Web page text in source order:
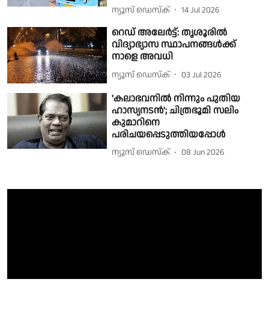
ന്യൂസ് ഡെസ്ക് 14 Jul 2026
റെഡ് അലേർട്ട്: തൃശൂരിൽ
വിദ്യാഭ്യാസ സ്ഥാപനങ്ങൾക്ക്
നാളെ അവധി
ന്യൂസ് ഡെസ്ക് 03 Jul 2026
'കലാഭവനിൽ നിന്നും പുതിയ
ഹാസ്യനടൻ'; ചിത്രഭൂമി സലിം
കുമാറിനെ
പരിചയപ്പെടുത്തിയപ്പോൾ
ന്യൂസ് ഡെസ്ക് 08 Jun 2026